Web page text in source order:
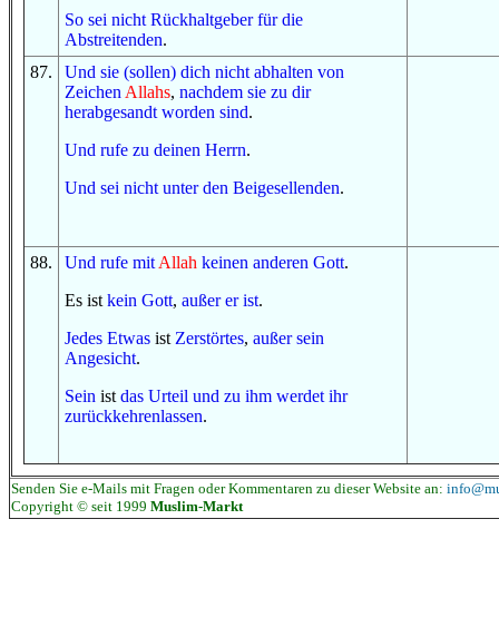
So sei nicht Rückhaltgeber fürdie
Abstreitenden.
87. Und sie (sollen) dich nicht abhalten von
Zeichen Allahs, nachdem sie zu dir
herabgesandt worden sind.
Und rufe zu deinen Herrn.
Und sei nicht unterden Beigesellenden.
88. Und rufe mit Allah keinen anderen Gott.
Es ist kein Gott, außer er ist.
Jedes Etwas ist Zerstörtes, außer sein
Angesicht.
Sein ist das Urteil und zu ihm werdet ihr
zurückkehrenlassen.
Senden Sie e-Mails mit Fragen oder Kommentaren zu dieser Website an:
Copyright © seit 1999 Muslim-Markt